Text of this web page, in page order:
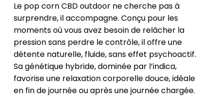
Le pop corn CBD outdoor ne cherche pas à
surprendre, il accompagne. Conçu pour les
moments où vous avez besoin de relâcher la
pression sans perdre le contrôle, il offre une
détente naturelle, fluide, sans effet psychoactif.
Sa génétique hybride, dominée par l’indica,
favorise une relaxation corporelle douce, idéale
en fin de journée ou après une journée chargée.